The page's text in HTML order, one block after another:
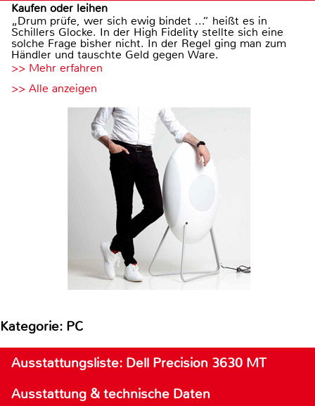
Kaufen oder leihen
„Drum prüfe, wer sich ewig bindet ...“ heißt es in
Schillers Glocke. In der High Fidelity stellte sich eine
solche Frage bisher nicht. In der Regel ging man zum
Händler und tauschte Geld gegen Ware.
>> Mehr erfahren
>> Alle anzeigen
Kategorie: PC
Ausstattungsliste: Dell Precision 3630 MT
Ausstattung & technische Daten